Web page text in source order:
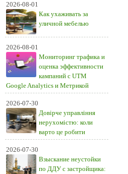
2026-08-01
Как ухаживать за
уличной мебелью
2026-08-01
Мониторинг трафика и
оценка эффективности
кампаний с UTM
Google Analytics и Метрикой
2026-07-30
Довірче управління
нерухомістю: коли
варто це робити
2026-07-30
Взыскание неустойки
по ДДУ с застройщика: